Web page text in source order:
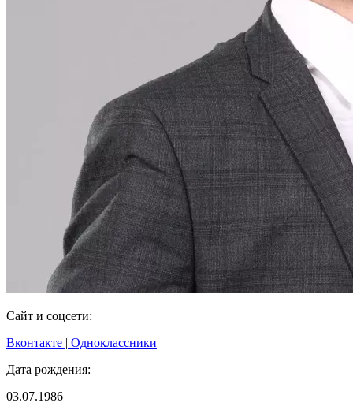
Сайт и соцсети:
Вконтакте | Одноклассники
Дата рождения:
03.07.1986